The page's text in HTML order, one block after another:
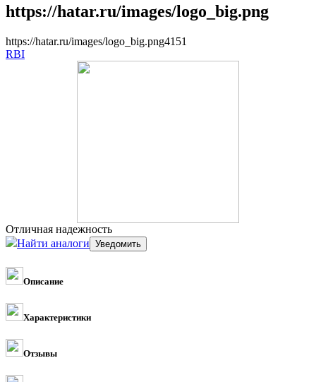
https://hatar.ru/images/logo_big.png
https://hatar.ru/images/logo_big.png41 51
RBI
Отличная надежность
Найти аналоги
Описание
Характеристики
Отзывы